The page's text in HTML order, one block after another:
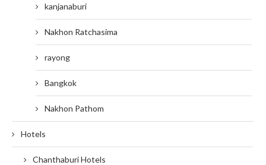
kanjanaburi
Nakhon Ratchasima
rayong
Bangkok
Nakhon Pathom
Hotels
Chanthaburi Hotels